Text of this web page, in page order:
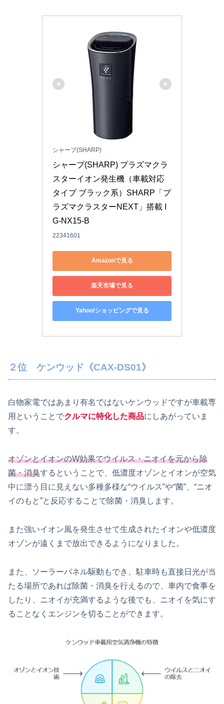
シャープ(SHARP)
シャープ(SHARP) プラズマクラ
スターイオン発生機（車載対応
タイプ ブラック系）SHARP「プ
ラズマクラスターNEXT」搭載 I
G-NX15-B
22341601
Amazonで見る
楽天市場で見る
Yahoo!ショッピングで見る
２位 ケンウッド《CAX-DS01》
白物家電ではあまり有名ではないケンウッドですが車載専
用ということでクルマに特化した商品にしあがっていま
す。
オゾンとイオンのW効果でウイルス・ニオイを元から除
菌・消臭するということで、低濃度オゾンとイオンが空気
中に漂う目に見えない多種多様な“ウイルス”や“菌”、“ニオ
イのもと”と反応することで除菌・消臭します。
また強いイオン風を発生させて生成されたイオンや低濃度
オゾンが遠くまで放出できるようになりました。
また、ソーラーパネル駆動もでき、駐車時も直接日光が当
たる場所であれば除菌・消臭を行えるので、車内で食事を
したり、ニオイが充満するような後でも、ニオイを気にす
ることなくエンジンを切ることができます。